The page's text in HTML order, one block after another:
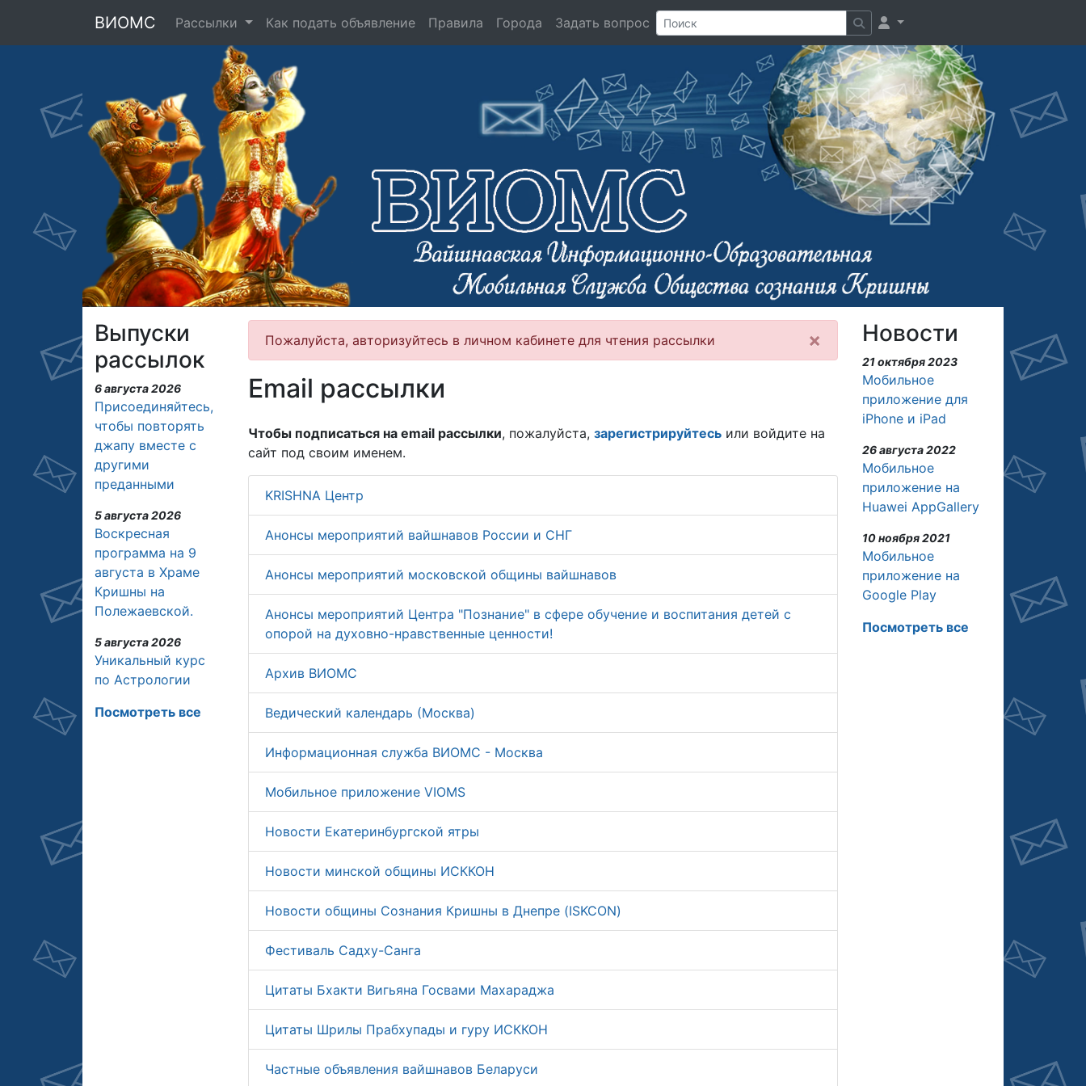
ВИОМС Рассылки Как подать объявление Правила Города Задать вопрос
Выпуски
рассылок
6 августа 2026
Присоединяйтесь,
чтобы повторять
джапу вместе с
другими
преданными
5 августа 2026
Воскресная
программа на 9
августа в Храме
Кришны на
Полежаевской.
5 августа 2026
Уникальный курс
по Астрологии
Посмотреть все
Пожалуйста, авторизуйтесь в личном кабинете для чтения рассылки ×
Email рассылки
Чтобы подписаться на email рассылки, пожалуйста, зарегистрируйтесь или войдите на
сайт под своим именем.
KRISHNA Центр
Анонсы мероприятий вайшнавов России и СНГ
Анонсы мероприятий московской общины вайшнавов
Анонсы мероприятий Центра "Познание" в сфере обучение и воспитания детей с
опорой на духовно-нравственные ценности!
Архив ВИОМС
Ведический календарь (Москва)
Информационная служба ВИОМС - Москва
Мобильное приложение VIOMS
Новости Екатеринбургской ятры
Новости минской общины ИСККОН
Новости общины Сознания Кришны в Днепре (ISKCON)
Фестиваль Садху-Санга
Цитаты Бхакти Вигьяна Госвами Махараджа
Цитаты Шрилы Прабхупады и гуру ИСККОН
Частные объявления вайшнавов Беларуси
Новости
21 октября 2023
Мобильное
приложение для
iPhone и iPad
26 августа 2022
Мобильное
приложение на
Huawei AppGallery
10 ноября 2021
Мобильное
приложение на
Google Play
Посмотреть все